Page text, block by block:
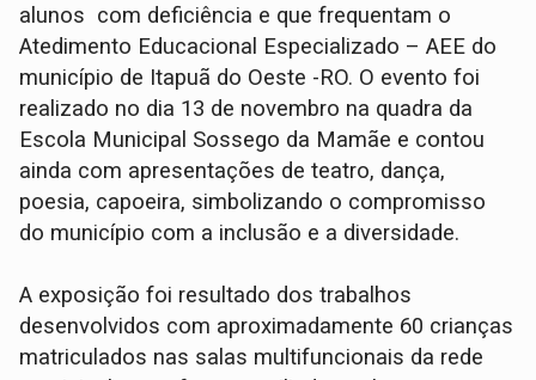
alunos com deficiência e que frequentam o
Atedimento Educacional Especializado – AEE do
município de Itapuã do Oeste -RO. O evento foi
realizado no dia 13 de novembro na quadra da
Escola Municipal Sossego da Mamãe e contou
ainda com apresentações de teatro, dança,
poesia, capoeira, simbolizando o compromisso
do município com a inclusão e a diversidade.
A exposição foi resultado dos trabalhos
desenvolvidos com aproximadamente 60 crianças
matriculados nas salas multifuncionais da rede